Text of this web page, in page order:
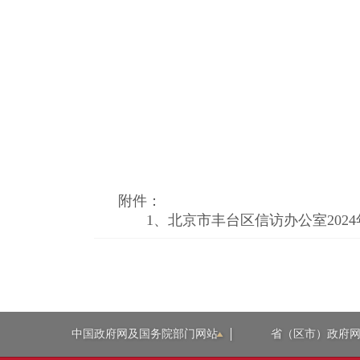
附件：
1、 北京市丰台区信访办公室
中国政府网及国务院部门网站 省（区市）政府